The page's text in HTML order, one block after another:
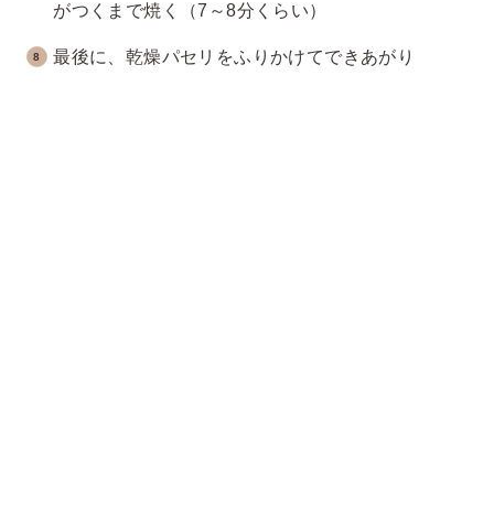
がつくまで焼く（7～8分くらい）
最後に、乾燥パセリをふりかけてできあがり